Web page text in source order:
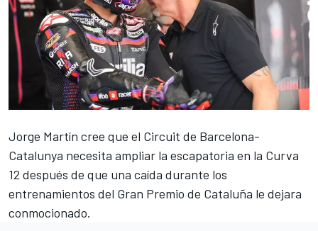
Jorge Martín cree que el Circuit de Barcelona-
Catalunya necesita ampliar la escapatoria en la Curva
12 después de que una caída durante los
entrenamientos del Gran Premio de Cataluña le dejara
conmocionado.